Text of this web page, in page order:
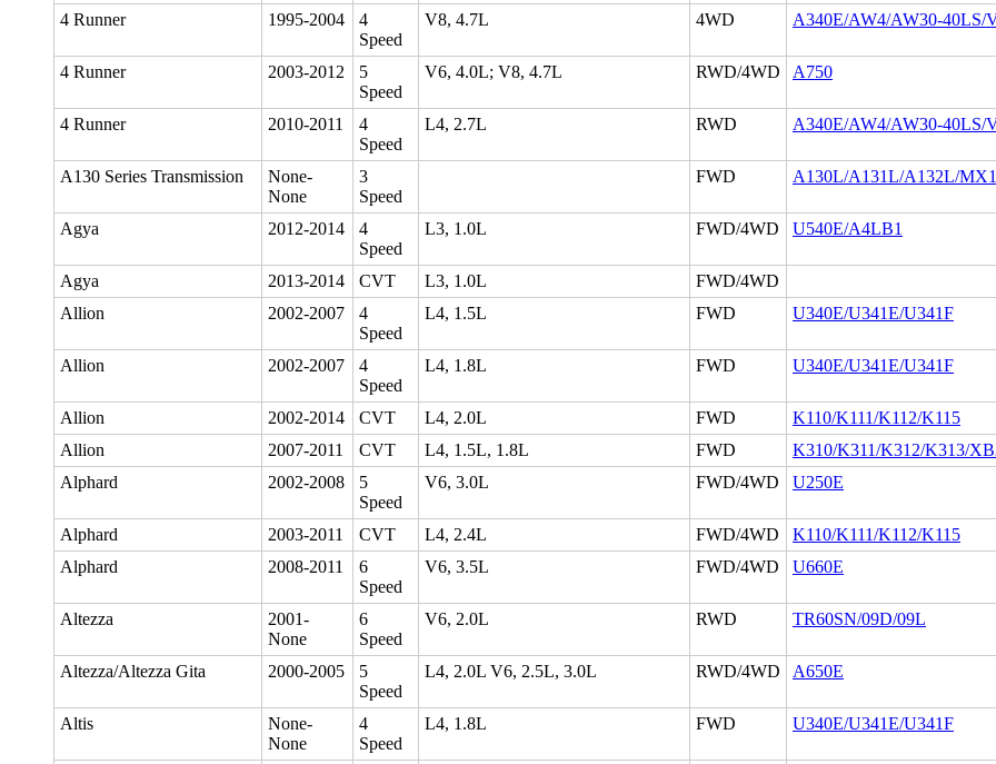
4 Runner 1995-2004
4
Speed
V8, 4.7L 4WD A340E/AW4/AW30-40LS/
4 Runner 2003-2012
5
Speed
V6, 4.0L; V8, 4.7L RWD/4WD A750
4 Runner 2010-2011
4
Speed
L4, 2.7L RWD A340E/AW4/AW30-40LS/
A130 Series Transmission
None-
None
3
Speed
FWD A130L/A131L/A132L/
Agya 2012-2014
4
Speed
L3, 1.0L FWD/4WD U540E/A4LB1
Agya 2013-2014 CVT L3, 1.0L
FWD/4WD
Allion
2002-2007
4
Speed
L4, 1.5L FWD U340E/U341E/U341F
Allion 2002-2007
4
Speed
L4, 1.8L FWD U340E/U341E/U341F
Allion 2002-2014 CVT L4, 2.0L FWD
K110/K111/K112/K115
Allion
2007-2011 CVT L4, 1.5L, 1.8L FWD
K310/K311/K312/K313/
Alphard
2002-2008
5
Speed
V6, 3.0L FWD/4WD U250E
Alphard 2003-2011 CVT L4, 2.4L FWD/4WD
K110/K111/K112/K115
Alphard
2008-2011
6
Speed
V6, 3.5L FWD/4WD U660E
Altezza
2001-
None
6
Speed
V6, 2.0L RWD TR60SN/09D/09L
Altezza/Altezza Gita 2000-2005
5
Speed
L4, 2.0L V6, 2.5L, 3.0L RWD/4WD A650E
Altis
None-
None
4
Speed
L4, 1.8L FWD U340E/U341E/U341F